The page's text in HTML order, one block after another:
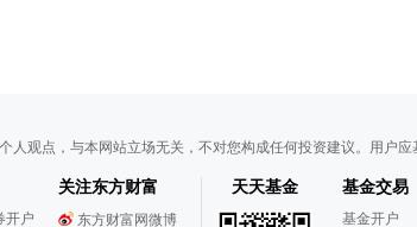
人观点，与本网站立场无关，不对您构成任何投资建议。用户
开户
关注东方财富
东方财富网微博
天天基金 基金交易
基金开户